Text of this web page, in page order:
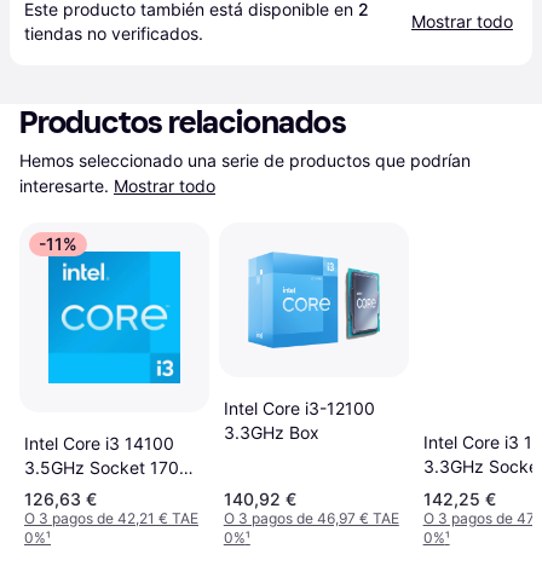
Este producto también está disponible en 2
tiendas no verificados.
Mostrar todo
Productos relacionados
Hemos seleccionado una serie de productos que podrían
interesarte. Mostrar todo
-11%
Intel Core i3 14100
3.5GHz Socket 1700
Tray
126,63 €
O 3 pagos de 42,21 € TAE
0%¹
Intel Core i3-12100
3.3GHz Box
140,92 €
O 3 pagos de 46,97 € TAE
0%¹
Intel Core i3
3.3GHz
Tray
142,25 €
O 3 pagos de
0%¹